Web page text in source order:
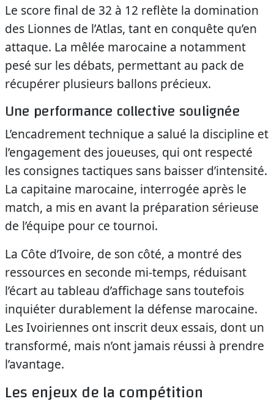
Le score final de 32 à 12 reflète la domination
des Lionnes de l’Atlas, tant en conquête qu’en
attaque. La mêlée marocaine a notamment
pesé sur les débats, permettant au pack de
récupérer plusieurs ballons précieux.
Une performance collective soulignée
L’encadrement technique a salué la discipline et
l’engagement des joueuses, qui ont respecté
les consignes tactiques sans baisser d’intensité.
La capitaine marocaine, interrogée après le
match, a mis en avant la préparation sérieuse
de l’équipe pour ce tournoi.
La Côte d’Ivoire, de son côté, a montré des
ressources en seconde mi-temps, réduisant
l’écart au tableau d’affichage sans toutefois
inquiéter durablement la défense marocaine.
Les Ivoiriennes ont inscrit deux essais, dont un
transformé, mais n’ont jamais réussi à prendre
l’avantage.
Les enjeux de la compétition